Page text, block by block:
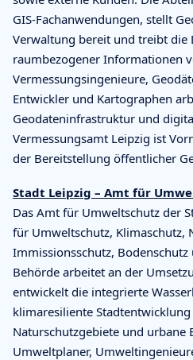
GIS-Fachanwendungen, stellt
Verwaltung bereit und treibt die
raumbezogener Informationen
Vermessungsingenieure,
Entwickler und Kartographen
Geodateninfrastruktur und
Vermessungsamt Leipzig ist
der Bereitstellung öffentlicher
Stadt Leipzig – Amt für
Das Amt für Umweltschutz der
für Umweltschutz, Klimaschutz,
Immissionsschutz, Bodenschutz
Behörde arbeitet an der
entwickelt die integrierte
klimaresiliente
Naturschutzgebiete und urbane
Umweltplaner,